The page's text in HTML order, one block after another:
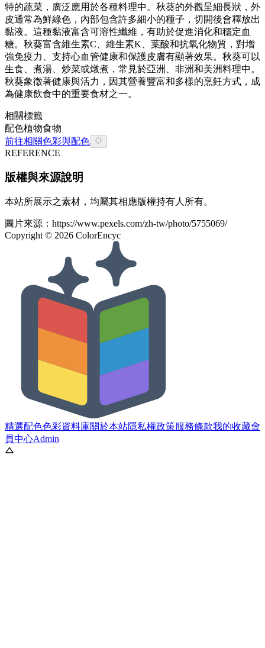
特的蔬菜，廣泛應用於各種料理中。秋葵的外觀呈細長狀，外
皮通常為鮮綠色，內部包含許多細小的種子，切開後會釋放出
黏液。這種黏液富含可溶性纖維，有助於促進消化和穩定血
糖。秋葵富含維生素C、維生素K、葉酸和抗氧化物質，對增
強免疫力、支持心血管健康和保護皮膚有顯著效果。秋葵可以
生食、煮湯、炒菜或燉煮，常見於亞洲、非洲和美洲料理中。
秋葵象徵著健康與活力，因其營養豐富和多樣的烹飪方式，成
為健康飲食中的重要食材之一。
相關標籤
配色植物食物
前往相關色彩與配色
REFERENCE
版權與來源說明
本站所展示之素材，均屬其相應版權持有人所有。
圖片來源： https://www.pexels.com/zh-tw/photo/5755069/
Copyright © 2026 ColorEncyc
精選配色色彩資料庫關於本站隱私權政策服務條款我的收藏會
員中心Admin